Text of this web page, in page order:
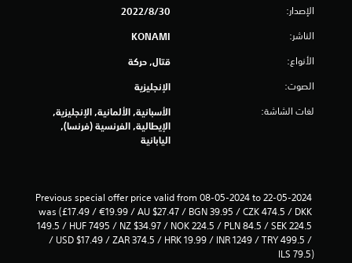
ت
الإصدار: 30‏/8‏/2022
الناشر: KONAMI
الأنواع: قتال, حركة
الصوت: الإنجليزية
لغات الشاشة:
الأسبانية, الألمانية, الإنجليزية,
الإيطالية, الفرنسية (فرنسا),
اليابانية
Previous special offer price valid from 08-05-2024 to 22-05-2024
was (£17.49 / €19.99 / AU $27.47 / BGN 39.95 / CZK 474.5 / DKK
149.5 / HUF 7495 / NZ $34.97 / NOK 224.5 / PLN 84.5 / SEK 224.5
/ USD $17.49 / ZAR 374.5 / HRK 19.99 / INR 1249 / TRY 499.5 /
ILS 79.5)